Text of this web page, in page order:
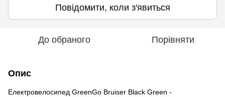
Повідомити, коли з'явиться
До обраного Порівняти
Опис
Електровелосипед GreenGo Bruiser Black Green -